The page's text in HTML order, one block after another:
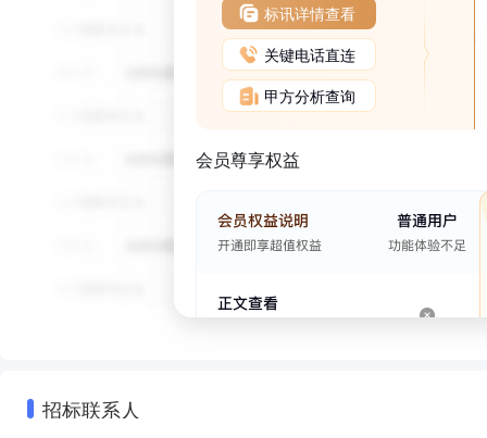
标讯详情查看
关键电话直连
甲方分析查询
会员尊享权益
招标联系人